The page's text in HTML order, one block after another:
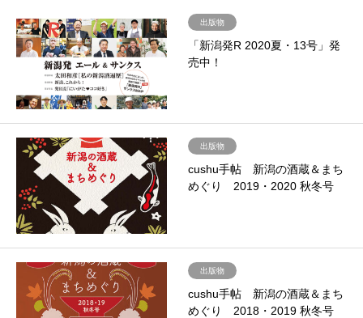
出版物
「新潟発R 2020夏・13号」発
売中！
出版物
cushu手帖 新潟の酒蔵＆まち
めぐり 2019・2020 秋冬号
出版物
cushu手帖 新潟の酒蔵＆まち
めぐり 2018・2019 秋冬号